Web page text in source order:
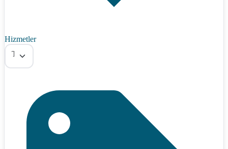
Hizmetler
Tümü